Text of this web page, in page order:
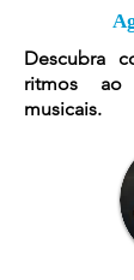
Descubra
ritmos ao
musicais.